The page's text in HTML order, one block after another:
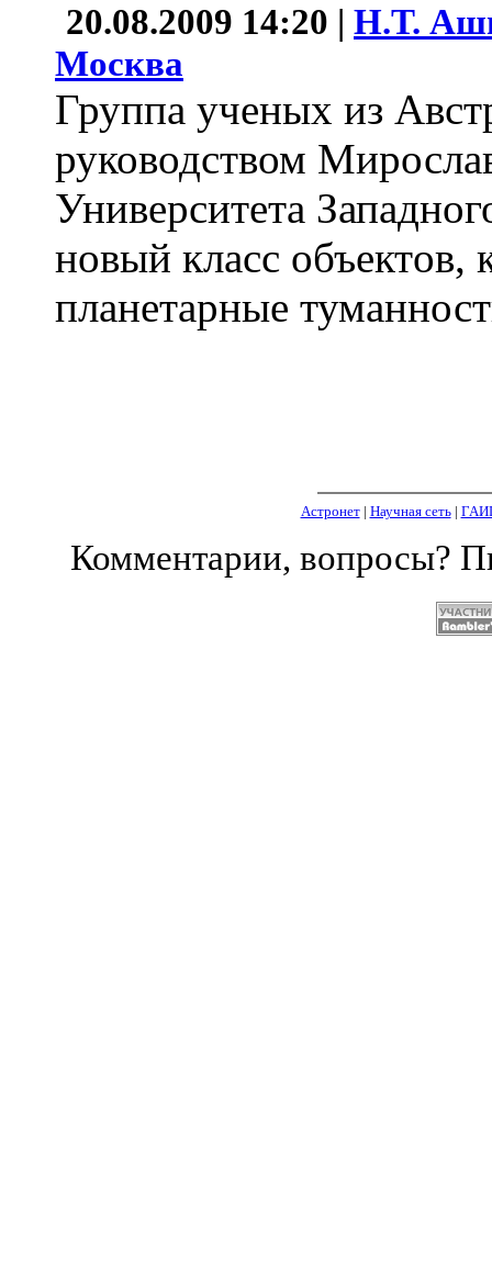
20.08.2009 14:20 | Н.Т.
Москва
Группа ученых из
руководством
Университета
новый класс объектов,
планетарные
Астронет| Научная сеть|
Комментарии, вопросы?